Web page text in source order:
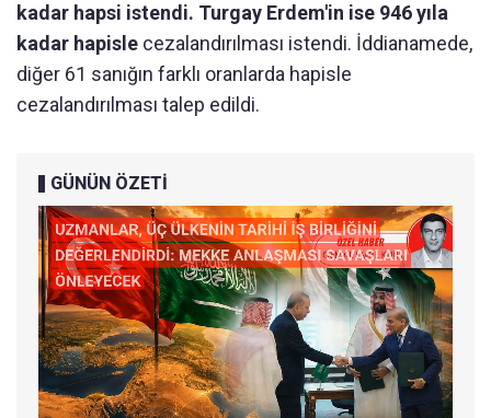
kadar hapsi istendi. Turgay Erdem'in ise 946 yıla
kadar hapisle cezalandırılması istendi. İddianamede,
diğer 61 sanığın farklı oranlarda hapisle
cezalandırılması talep edildi.
GÜNÜN ÖZETİ